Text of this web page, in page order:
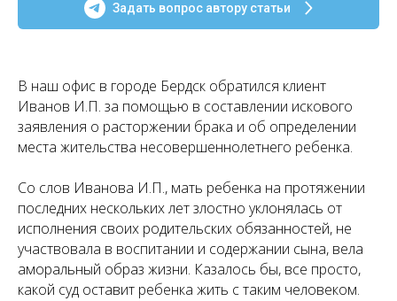
Задать вопрос автору статьи
В наш офис в городе Бердск обратился клиент
Иванов И.П. за помощью в составлении искового
заявления о расторжении брака и об определении
места жительства несовершеннолетнего ребенка.
Со слов Иванова И.П., мать ребенка на протяжении
последних нескольких лет злостно уклонялась от
исполнения своих родительских обязанностей, не
участвовала в воспитании и содержании сына, вела
аморальный образ жизни. Казалось бы, все просто,
какой суд оставит ребенка жить с таким человеком.